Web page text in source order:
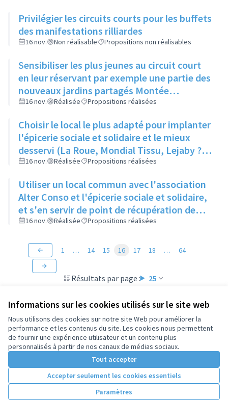
Informations sur les cookies utilisés sur le site web
Nous utilisons des cookies sur notre site Web pour améliorer la
performance et les contenus du site. Les cookies nous permettent
de fournir une expérience utilisateur et un contenu plus
personnalisés à partir de nos canaux de médias sociaux.
Tout accepter
Accepter seulement les cookies essentiels
Paramètres
Privilégier les circuits courts pour les buffets
des manifestations rilliardes
16 nov. Non réalisable Propositions non réalisables
Sensibiliser les plus jeunes au circuit court
en leur réservant par exemple une partie des
nouveaux jardins partagés Montée
Castellane
16 nov. Réalisée Propositions réalisées
Choisir le local le plus adapté pour implanter
l'épicerie sociale et solidaire et le mieux
desservi (La Roue, Mondial Tissu, Lejaby ?)
possible
16 nov. Réalisée Propositions réalisées
Utiliser un local commun avec l'association
Alter Conso et l'épicerie sociale et solidaire,
et s'en servir de point de récupération de
paniers de producteurs
16 nov. Réalisée Propositions réalisées
Résultats par page : 25
1 … 14 15 16 17 18 … 64
Conditions d'utilisation
Paramètres des cookies
(Lien externe)Open Source Politics
(Lien externe)
grâce au
Decidim
.
Licence
(Lien